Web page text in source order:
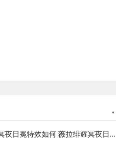
冕特效如何 薇拉绯耀冥夜日冕特效一览